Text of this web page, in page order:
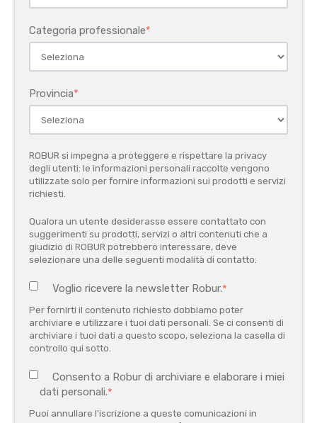
Categoria professionale*
Provincia*
ROBUR si impegna a proteggere e rispettare la privacy
degli utenti: le informazioni personali raccolte vengono
utilizzate solo per fornire informazioni sui prodotti e servizi
richiesti.
Qualora un utente desiderasse essere contattato con
suggerimenti su prodotti, servizi o altri contenuti che a
giudizio di ROBUR potrebbero interessare, deve
selezionare una delle seguenti modalità di contatto:
Voglio ricevere la newsletter Robur.*
Per fornirti il contenuto richiesto dobbiamo poter
archiviare e utilizzare i tuoi dati personali. Se ci consenti di
archiviare i tuoi dati a questo scopo, seleziona la casella di
controllo qui sotto.
Consento a Robur di archiviare e elaborare i miei
dati personali.*
Puoi annullare l'iscrizione a queste comunicazioni in